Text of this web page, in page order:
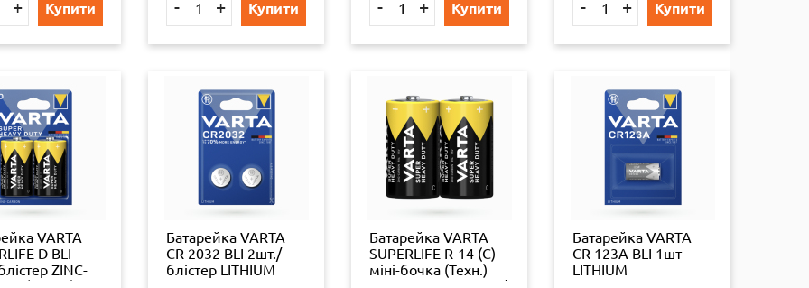
+ Купити
4823093501911
65324
- + Купити - + Купити - + Купити
VARTA
D BLI
ZINC-
Батарейка VARTA
CR 2032 BLI 2шт./
блістер LITHIUM
Батарейка VARTA
SUPERLIFE R-14 (C)
міні-бочка (Техн.)
Батарейка VARTA
CR 123A BLI 1шт
LITHIUM